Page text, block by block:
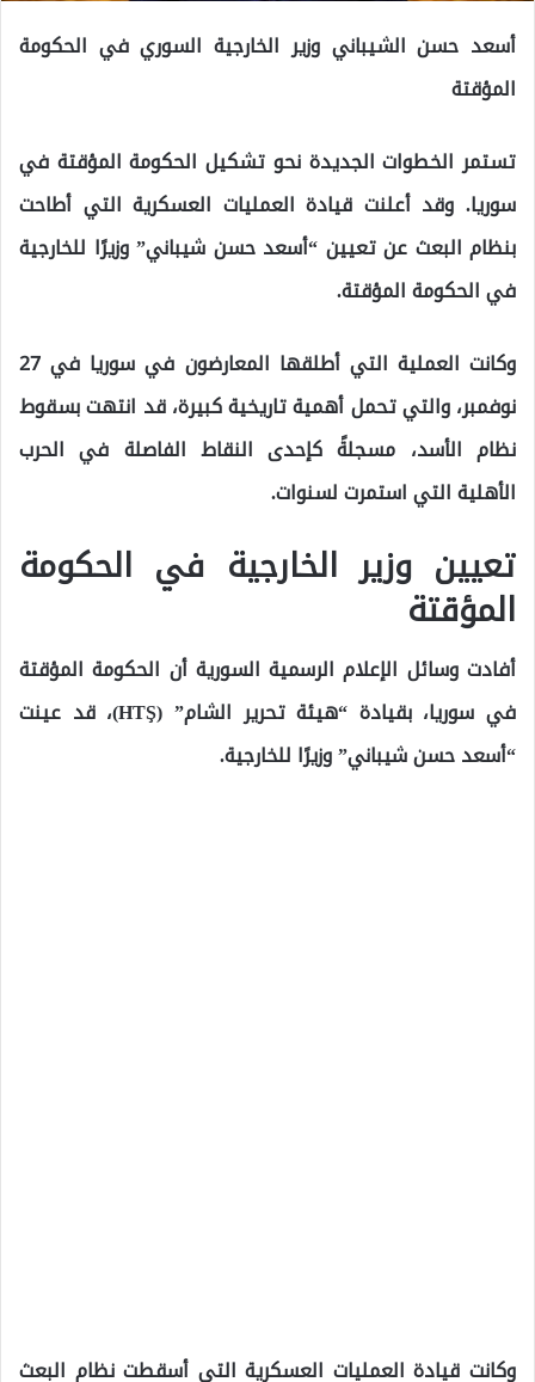
أسعد حسن الشيباني وزير الخارجية السوري في الحكومة
المؤقتة
تستمر الخطوات الجديدة نحو تشكيل الحكومة المؤقتة في
سوريا. وقد أعلنت قيادة العمليات العسكرية التي أطاحت
بنظام البعث عن تعيين “أسعد حسن شيباني” وزيرًا للخارجية
في الحكومة المؤقتة.
وكانت العملية التي أطلقها المعارضون في سوريا في 27
نوفمبر، والتي تحمل أهمية تاريخية كبيرة، قد انتهت بسقوط
نظام الأسد، مسجلةً كإحدى النقاط الفاصلة في الحرب
الأهلية التي استمرت لسنوات.
تعيين وزير الخارجية في الحكومة
المؤقتة
أفادت وسائل الإعلام الرسمية السورية أن الحكومة المؤقتة
في سوريا، بقيادة “هيئة تحرير الشام” (HTŞ)، قد عينت
“أسعد حسن شيباني” وزيرًا للخارجية.
وكانت قيادة العمليات العسكرية التي أسقطت نظام البعث